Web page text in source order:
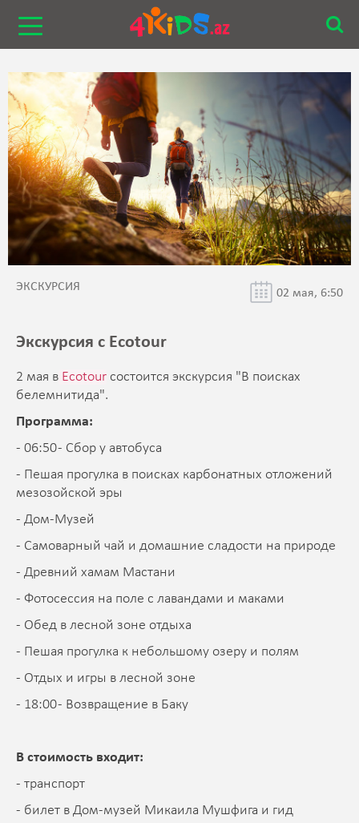
ЭКСКУРСИЯ 02 мая, 6:50
Экскурсия с Ecotour
2 мая в Ecotour состоится экскурсия "В поисках
белемнитида".
Программа:
- 06:50 - Сбор у автобуса
- Пешая прогулка в поисках карбонатных отложений
мезозойской эры
- Дом-Музей
- Самоварный чай и домашние сладости на природе
- Древний хамам Мастани
- Фотосессия на поле с лавандами и маками
- Обед в лесной зоне отдыха
- Пешая прогулка к небольшому озеру и полям
- Отдых и игры в лесной зоне
- 18:00 - Возвращение в Баку
В стоимость входит:
- транспорт
- билет в Дом-музей Микаила Мушфига и гид